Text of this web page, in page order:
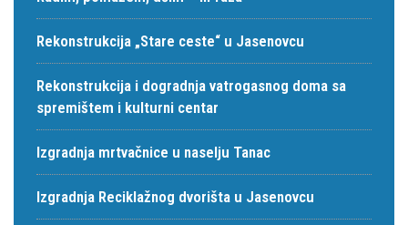
Rekonstrukcija „Stare ceste“ u Jasenovcu
Rekonstrukcija i dogradnja vatrogasnog doma sa
spremištem i kulturni centar
Izgradnja mrtvačnice u naselju Tanac
Izgradnja Reciklažnog dvorišta u Jasenovcu